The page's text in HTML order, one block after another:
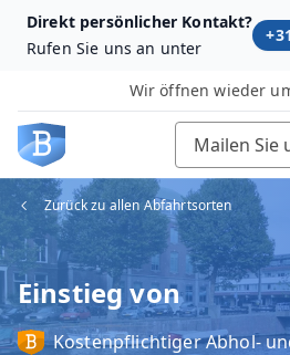
Direkt persönlicher Kontakt?
Rufen Sie uns an unter
Wir öffnen wieder
Mailen Sie
Zurück zu allen Abfahrtsorten
Einstieg von
Kostenpflichtiger Abhol‑